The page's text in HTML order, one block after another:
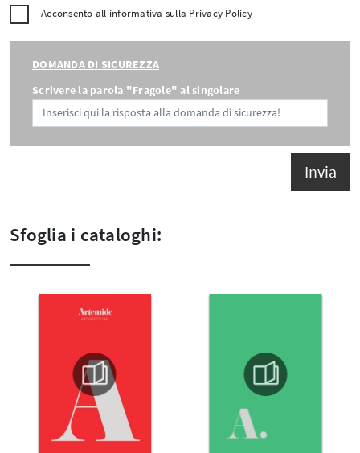
Acconsento all'informativa sulla Privacy Policy
DOMANDA DI SICUREZZA
Scrivere la parola "Fragole" al singolare
Invia
Sfoglia i cataloghi: